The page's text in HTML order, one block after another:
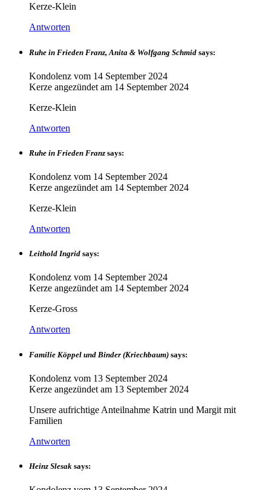
Kerze-Klein
Antworten
Ruhe in Frieden Franz, Anita & Wolfgang Schmid says:
Kondolenz vom 14 September 2024
Kerze angezündet am 14 September 2024
Kerze-Klein
Antworten
Ruhe in Frieden Franz says:
Kondolenz vom 14 September 2024
Kerze angezündet am 14 September 2024
Kerze-Klein
Antworten
Leithold Ingrid says:
Kondolenz vom 14 September 2024
Kerze angezündet am 14 September 2024
Kerze-Gross
Antworten
Familie Köppel und Binder (Kriechbaum) says:
Kondolenz vom 13 September 2024
Kerze angezündet am 13 September 2024
Unsere aufrichtige Anteilnahme Katrin und Margit mit
Familien
Antworten
Heinz Slesak says: